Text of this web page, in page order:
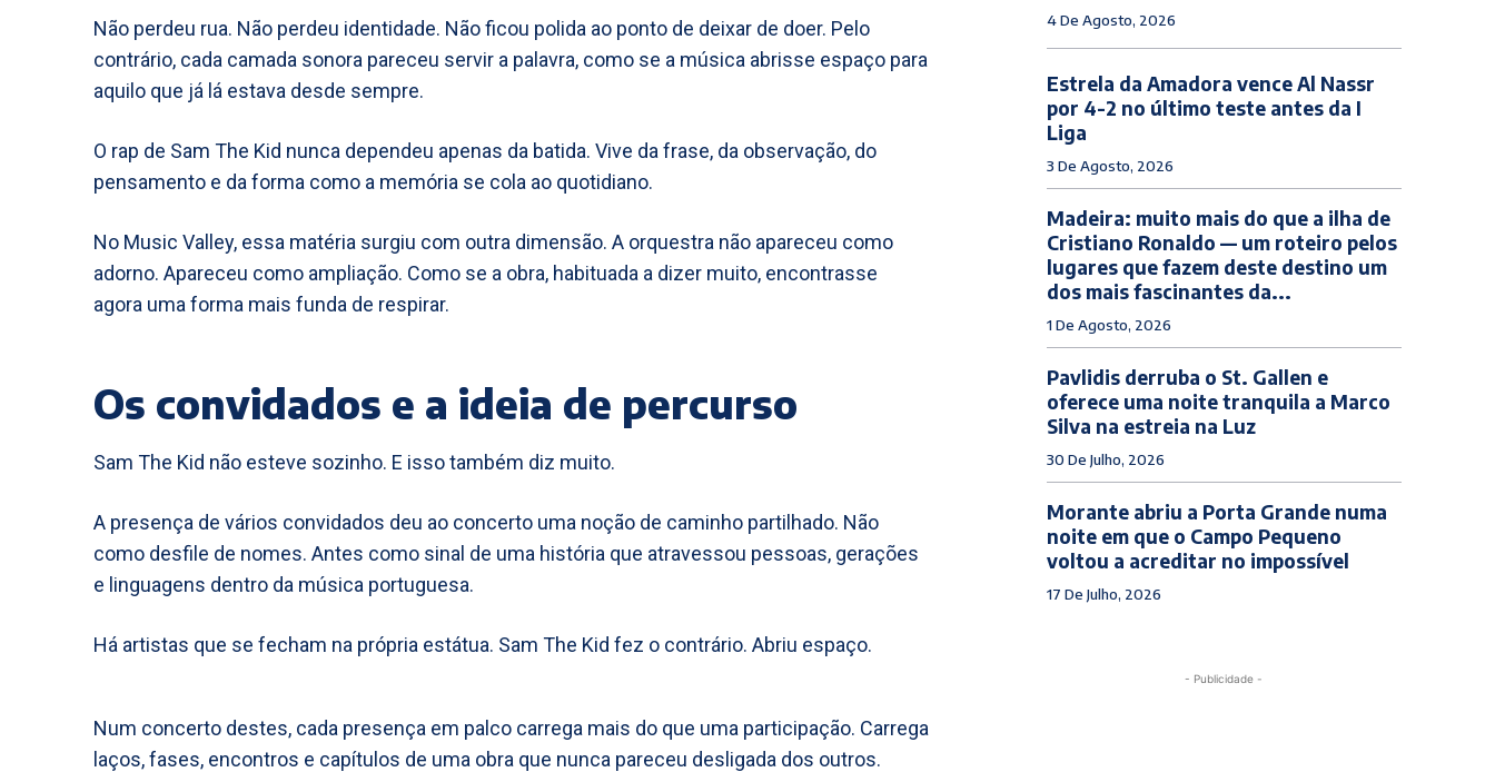
Não perdeu rua. Não perdeu identidade. Não ficou polida ao ponto de deixar de doer. Pelo
contrário, cada camada sonora pareceu servir a palavra, como se a música abrisse espaço para
aquilo que já lá estava desde sempre.
O rap de Sam The Kid nunca dependeu apenas da batida. Vive da frase, da observação, do
pensamento e da forma como a memória se cola ao quotidiano.
No Music Valley, essa matéria surgiu com outra dimensão. A orquestra não apareceu como
adorno. Apareceu como ampliação. Como se a obra, habituada a dizer muito, encontrasse
agora uma forma mais funda de respirar.
Os convidados e a ideia de percurso
Sam The Kid não esteve sozinho. E isso também diz muito.
A presença de vários convidados deu ao concerto uma noção de caminho partilhado. Não
como desfile de nomes. Antes como sinal de uma história que atravessou pessoas, gerações
e linguagens dentro da música portuguesa.
Há artistas que se fecham na própria estátua. Sam The Kid fez o contrário. Abriu espaço.
Num concerto destes, cada presença em palco carrega mais do que uma participação. Carrega
laços, fases, encontros e capítulos de uma obra que nunca pareceu desligada dos outros.
4 De Agosto, 2026
Estrela da Amadora vence Al Nassr
por 4-2 no último teste antes da I
Liga
3 De Agosto, 2026
Madeira: muito mais do que a ilha de
Cristiano Ronaldo — um roteiro pelos
lugares que fazem deste destino um
dos mais fascinantes da...
1 De Agosto, 2026
Pavlidis derruba o St. Gallen e
oferece uma noite tranquila a Marco
Silva na estreia na Luz
30 De Julho, 2026
Morante abriu a Porta Grande numa
noite em que o Campo Pequeno
voltou a acreditar no impossível
17 De Julho, 2026
- Publicidade -